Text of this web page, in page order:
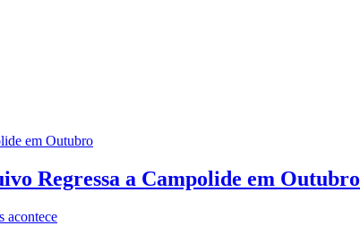
Regressa a Campolide em Outubro
acontece